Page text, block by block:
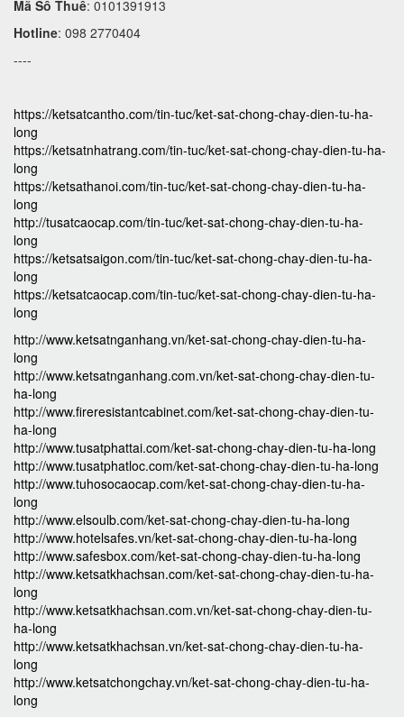
Mã Số Thuế: 0101391913
Hotline: 098 2770404
----
https://ketsatcantho.com/tin-tuc/ket-sat-chong-chay-dien-tu-ha-
long
https://ketsatnhatrang.com/tin-tuc/ket-sat-chong-chay-dien-tu-ha-
long
https://ketsathanoi.com/tin-tuc/ket-sat-chong-chay-dien-tu-ha-
long
http://tusatcaocap.com/tin-tuc/ket-sat-chong-chay-dien-tu-ha-
long
https://ketsatsaigon.com/tin-tuc/ket-sat-chong-chay-dien-tu-ha-
long
https://ketsatcaocap.com/tin-tuc/ket-sat-chong-chay-dien-tu-ha-
long
http://www.ketsatnganhang.vn/ket-sat-chong-chay-dien-tu-ha-
long
http://www.ketsatnganhang.com.vn/ket-sat-chong-chay-dien-tu-
ha-long
http://www.fireresistantcabinet.com/ket-sat-chong-chay-dien-tu-
ha-long
http://www.tusatphattai.com/ket-sat-chong-chay-dien-tu-ha-long
http://www.tusatphatloc.com/ket-sat-chong-chay-dien-tu-ha-long
http://www.tuhosocaocap.com/ket-sat-chong-chay-dien-tu-ha-
long
http://www.elsoulb.com/ket-sat-chong-chay-dien-tu-ha-long
http://www.hotelsafes.vn/ket-sat-chong-chay-dien-tu-ha-long
http://www.safesbox.com/ket-sat-chong-chay-dien-tu-ha-long
http://www.ketsatkhachsan.com/ket-sat-chong-chay-dien-tu-ha-
long
http://www.ketsatkhachsan.com.vn/ket-sat-chong-chay-dien-tu-
ha-long
http://www.ketsatkhachsan.vn/ket-sat-chong-chay-dien-tu-ha-
long
http://www.ketsatchongchay.vn/ket-sat-chong-chay-dien-tu-ha-
long